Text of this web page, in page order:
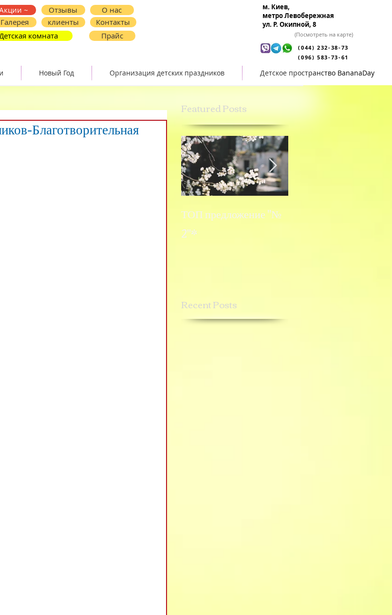
~
Галерея
Отзывы
клиенты
комната
О нас
Контакты
Прайс
м. Киев,
метро Левобережная
ул. Р. Окипной, 8
(Посмотреть на карте)
(044) 232-38-73
(096) 583-73-61
Новый Год Организация детских праздников Детское пространство BananaDay
Благотворительная
Featured Posts
ТОП предложение "№
2"*
Recent Posts